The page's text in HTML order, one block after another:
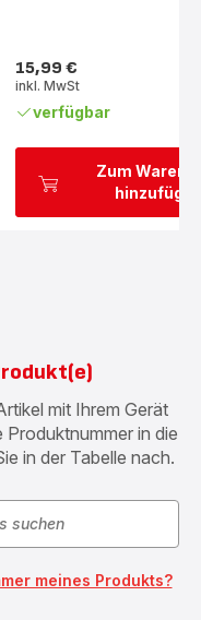
Zum
Preis
15,99 €
inkl. MwSt
verfügbar
mit Ihrem Gerät
in die
in der Tabelle nach.
meines Produkts?